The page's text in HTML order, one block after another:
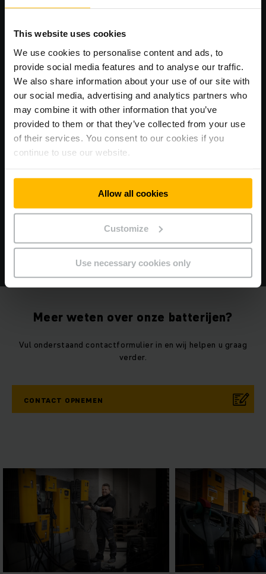
This website uses cookies
We use cookies to personalise content and ads, to
provide social media features and to analyse our traffic.
We also share information about your use of our site with
our social media, advertising and analytics partners who
may combine it with other information that you’ve
provided to them or that they’ve collected from your use
of their services. You consent to our cookies if you
continue to use our website.
Allow all cookies
Customize
Use necessary cookies only
Schrijf u in voor onze nieuwsbrief.
Blijf op de hoogte van productlanceringen.
INSCHRIJVEN
Meer weten over onze batterijen?
Vul onderstaand contactformulier in en wij helpen u graag
verder.
CONTACT OPNEMEN